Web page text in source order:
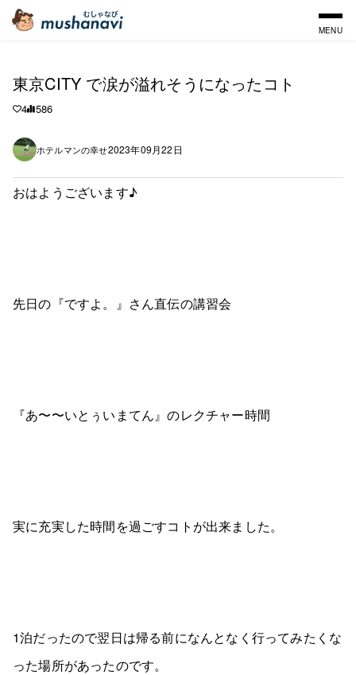
MENU
東京CITY で涙が溢れそうになったコト
4 586
ホテルマンの幸せ2023年09月22日
おはようございます♪
先日の『ですよ。』さん直伝の講習会
『あ〜〜いとぅいまてん』のレクチャー時間
実に充実した時間を過ごすコトが出来ました。
1泊だったので翌日は帰る前になんとなく行ってみたくな
った場所があったのです。